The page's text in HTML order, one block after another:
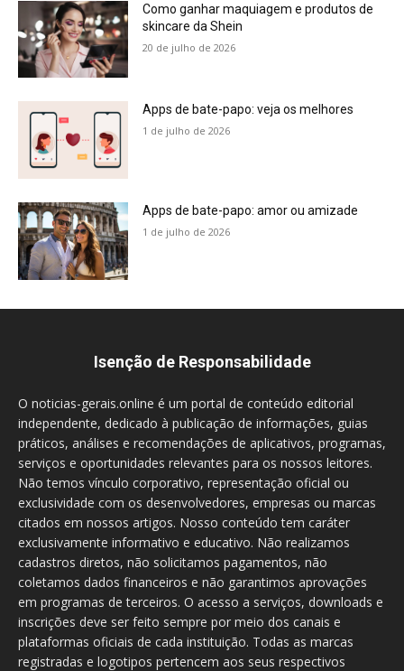
Como ganhar maquiagem e produtos de
skincare da Shein
20 de julho de 2026
Apps de bate-papo: veja os melhores
1 de julho de 2026
Apps de bate-papo: amor ou amizade
1 de julho de 2026
Isenção de Responsabilidade
O noticias-gerais.online é um portal de conteúdo editorial
independente, dedicado à publicação de informações, guias
práticos, análises e recomendações de aplicativos, programas,
serviços e oportunidades relevantes para os nossos leitores.
Não temos vínculo corporativo, representação oficial ou
exclusividade com os desenvolvedores, empresas ou marcas
citados em nossos artigos. Nosso conteúdo tem caráter
exclusivamente informativo e educativo. Não realizamos
cadastros diretos, não solicitamos pagamentos, não
coletamos dados financeiros e não garantimos aprovações
em programas de terceiros. O acesso a serviços, downloads e
inscrições deve ser feito sempre por meio dos canais e
plataformas oficiais de cada instituição. Todas as marcas
registradas e logotipos pertencem aos seus respectivos